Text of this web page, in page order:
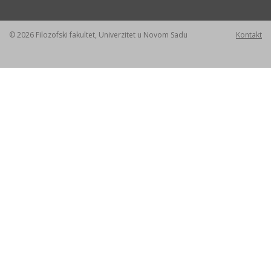
© 2026 Filozofski fakultet, Univerzitet u Novom Sadu Kontakt